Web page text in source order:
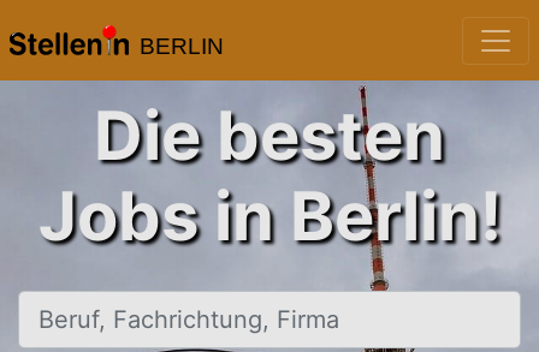
BERLIN
Die besten
Jobs in Berlin!
Beruf, Fachrichtung, Firma